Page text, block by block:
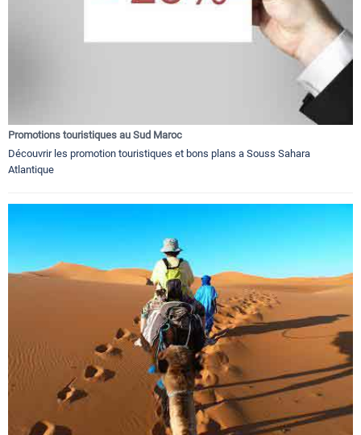
Promotions touristiques au Sud Maroc
Découvrir les promotion touristiques et bons plans a Souss Sahara
Atlantique